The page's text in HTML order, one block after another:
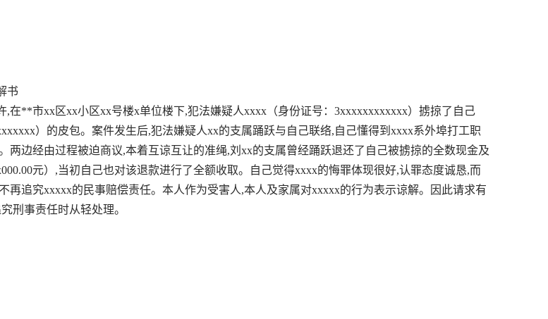
书
**市xx区xx小区xx号楼x单位楼下,犯法嫌疑人xxxx（身份证号：3xxxxxxxxxxxx）掳掠了自己
）的皮包。案件发生后,犯法嫌疑人xx的支属踊跃与自己联络,自己懂得到xxxx系外埠打工职
两边经由过程被迫商议,本着互谅互让的准绳,刘xx的支属曾经踊跃退还了自己被掳掠的全数现金及
元）,当初自己也对该退款进行了全额收取。自己觉得xxxx的悔罪体现很好,认罪态度诚恳,而
再追究xxxxx的民事赔偿责任。本人作为受害人,本人及家属对xxxxx的行为表示谅解。因此请求有
刑事责任时从轻处理。